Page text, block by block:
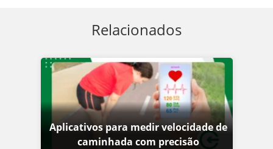
Relacionados
Aplicativos para medir velocidade de
caminhada com precisão